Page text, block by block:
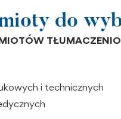
do
i technicznych